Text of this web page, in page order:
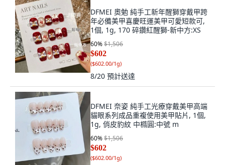
DFMEI 奧勉 純手工新年醒獅穿戴甲跨
年必備美甲喜慶旺運美甲可愛短款可,
1個, 1g, 170 碎鑽紅醒獅-新中方:XS
60%$1,506
$602
($602.00/1g)
8/20 預計送達
DFMEI 奈姿 純手工光療穿戴美甲高端
貓眼系列成品重複使用美甲貼片, 1個,
1g, 俏皮豹紋 中橢圓:中號 m
60%$1,506
$602
($602.00/1g)